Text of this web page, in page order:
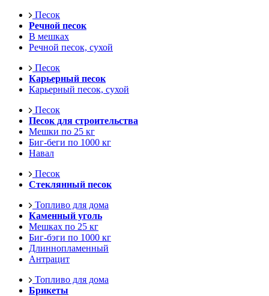
Песок
Речной песок
В мешках
Речной песок, сухой
Песок
Карьерный песок
Карьерный песок, сухой
Песок
Песок для строительства
Мешки по 25 кг
Биг-беги по 1000 кг
Навал
Песок
Стеклянный песок
Топливо для дома
Каменный уголь
Мешках по 25 кг
Биг-бэги по 1000 кг
Длиннопламенный
Антрацит
Топливо для дома
Брикеты